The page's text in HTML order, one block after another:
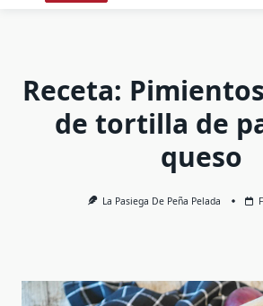
Receta:
de tortilla de
queso
La Pasiega De Peña Pelada